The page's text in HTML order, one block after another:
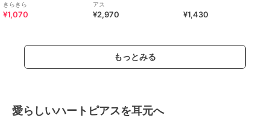
きらきら
¥1,070
アス
¥2,970 ¥1,430
もっとみる
愛らしいハートピアスを耳元へ